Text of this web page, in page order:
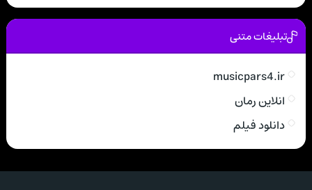
تبلیغات متنی
musicpars4.ir
انلاین رمان
دانلود فیلم